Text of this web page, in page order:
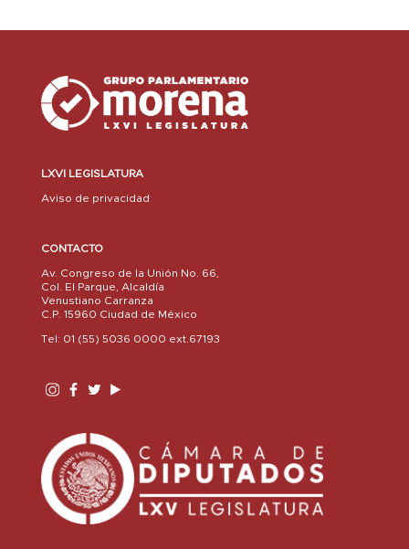
LXVI LEGISLATURA
Aviso de privacidad
CONTACTO
Av. Congreso de la Unión No. 66,
Col. El Parque, Alcaldía
Venustiano Carranza
C.P. 15960 Ciudad de México
Tel: 01 (55) 5036 0000 ext.67193